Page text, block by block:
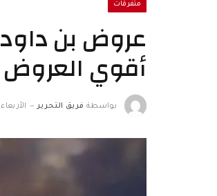
متفرقات
أقوي العروض
بواسطة فريق التحرير الأربعاء 09 أكتوبر 4:09 م